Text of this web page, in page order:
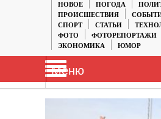
НОВОЕ
ПОГОДА
ПРОИСШЕСТВИЯ
СПОРТ
СТАТЬИ
ФОТО
ФОТОРЕПОРТАЖИ
ЭКОНОМИКА
ЮМОР
Меню